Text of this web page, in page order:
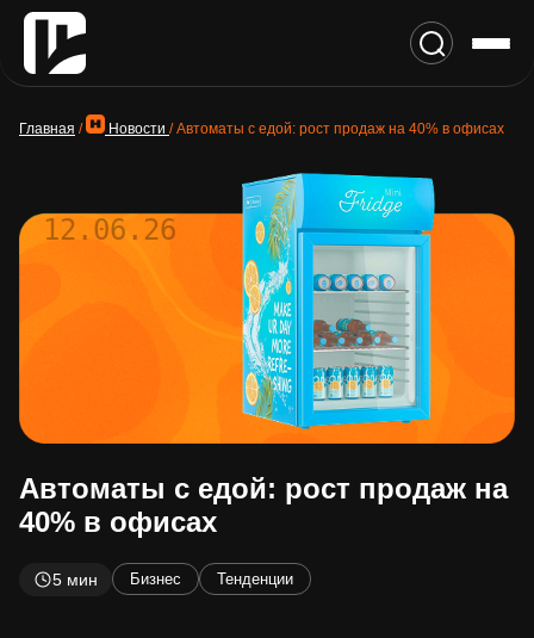
Главная / Новости /Автоматы с едой: рост продаж на 40% в офисах
12.06.26
Автоматы с едой: рост продаж на
40% в офисах
5 мин Бизнес Тенденции